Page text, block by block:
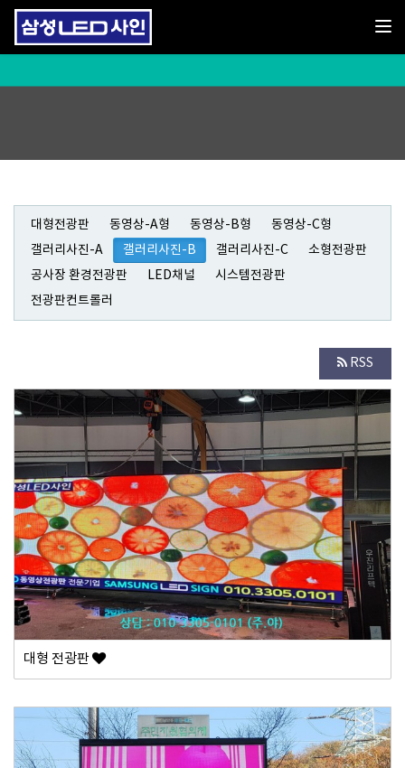
대형전광판 동영상-A형 동영상-B형
동영상-C형
갤러리사진-A
갤러리사진-B 갤러리사진-C
소형전광판
공사장 환경전광판
LED채널
시스템전광판
전광판컨트롤러
RSS
대형 전광판